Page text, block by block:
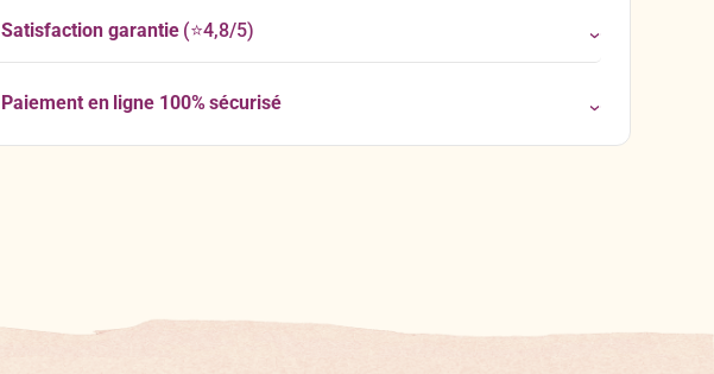
Satisfaction garantie(⭐4,8/5)
Paiement en ligne 100% sécurisé